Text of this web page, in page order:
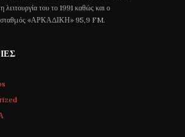
λειτουργία του το 1991 καθώς και ο
σταθμός «ΑΡΚΑΔΙΚΗ» 95,9 FM.